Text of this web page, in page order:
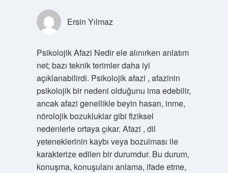
Ersin Yılmaz
Psikolojik Afazi Nedir ele alınırken anlatım
net; bazı teknik terimler daha iyi
açıklanabilirdi. Psikolojik afazi , afazinin
psikolojik bir nedeni olduğunu ima edebilir,
ancak afazi genellikle beyin hasarı, inme,
nörolojik bozukluklar gibi fiziksel
nedenlerle ortaya çıkar. Afazi , dil
yeteneklerinin kaybı veya bozulması ile
karakterize edilen bir durumdur. Bu durum,
konuşma, konuşulanı anlama, ifade etme,